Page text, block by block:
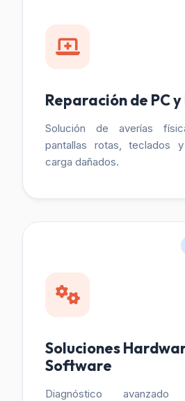
Reparación de PC
Solución de averías
pantallas rotas, teclados
carga dañados.
Soluciones
Software
Diagnóstico